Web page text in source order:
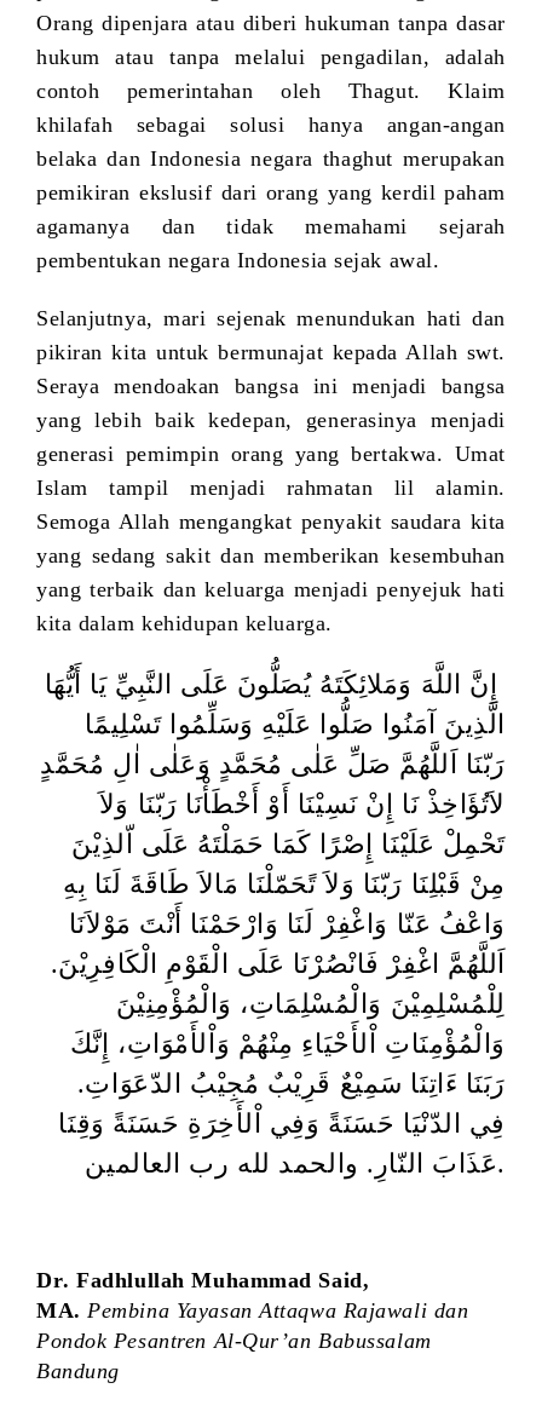
Orang dipenjara atau diberi hukuman tanpa dasar
hukum atau tanpa melalui pengadilan, adalah
contoh pemerintahan oleh Thagut. Klaim
khilafah sebagai solusi hanya angan-angan
belaka dan Indonesia negara thaghut merupakan
pemikiran ekslusif dari orang yang kerdil paham
agamanya dan tidak memahami sejarah
pembentukan negara Indonesia sejak awal.
Selanjutnya, mari sejenak menundukan hati dan
pikiran kita untuk bermunajat kepada Allah swt.
Seraya mendoakan bangsa ini menjadi bangsa
yang lebih baik kedepan, generasinya menjadi
generasi pemimpin orang yang bertakwa. Umat
Islam tampil menjadi rahmatan lil alamin.
Semoga Allah mengangkat penyakit saudara kita
yang sedang sakit dan memberikan kesembuhan
yang terbaik dan keluarga menjadi penyejuk hati
kita dalam kehidupan keluarga.
إِنَّ اللَّهَ وَمَلائِكَتَهُ يُصَلُّونَ عَلَى النَّبِيِّ يَا أَيُّهَا
الَّذِينَ آمَنُوا صَلُّوا عَلَيْهِ وَسَلِّمُوا تَسْلِيمًا
اَللَّهُمَّ صَلِّ عَلٰى مُحَمَّدٍ وَعَلٰى اٰلِ مُحَمَّدٍ
رَبّنَا
لاَتُؤَاخِذْ نَا إِنْ نَسِيْنَا أَوْ أَخْطَأْنَا رَبّنَا وَلاَ
تَحْمِلْ عَلَيْنَا إِصْرًا كَمَا حَمَلْتَهُ عَلَى اّلذِيْنَ
مِنْ قَبْلِنَا رَبّنَا وَلاَ تًحَمّلْنَا مَالاَ طَاقَةَ لَنَا بِهِ
وَاعْفُ عَنّا وَاغْفِرْ لَنَا وَارْحَمْنَا أَنْتَ مَوْلاَنَا
فَانْصُرْنَا عَلَى الْقَوْمِ الْكَافِرِيْنَ. اَللَّهُمَّ اغْفِرْ
لِلْمُسْلِمِيْنَ وَالْمُسْلِمَاتِ، وَالْمُؤْمِنِيْنَ
وَالْمُؤْمِنَاتِ اْلأَحْيَاءِ مِنْهُمْ وَاْلأَمْوَاتِ، إِنَّكَ
سَمِيْعٌ قَرِيْبٌ مُجِيْبُ الدّعَوَاتِ.
فِي الدّنْيَا حَسَنَةً وَفِي اْلأَخِرَةِ حَسَنَةً وَقِنَا
عَذَابَ النّارِ. والحمد لله رب العالمين.
Dr. Fadhlullah Muhammad Said,
MA.Pembina Yayasan Attaqwa Rajawali dan
Pondok Pesantren Al-Qur’an Babussalam
Bandung